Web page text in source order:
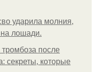
ударила молния,
на лошади.
тромбоза после
секреты, которые